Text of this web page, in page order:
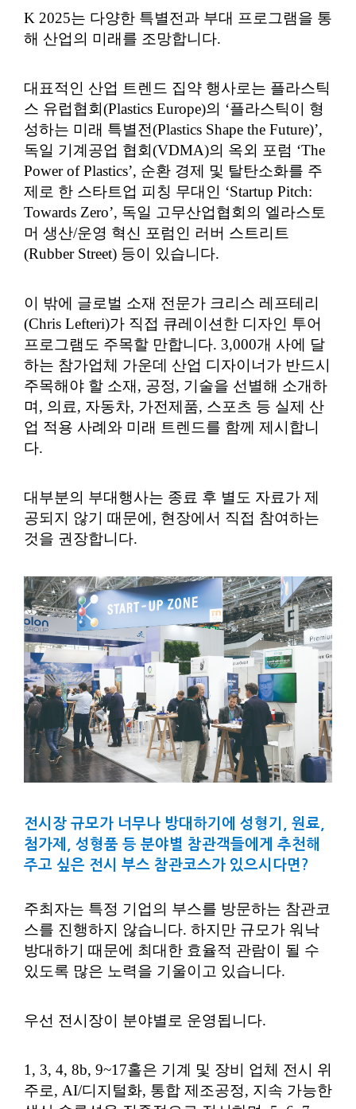
K 2025는 다양한 특별전과 부대 프로그램을 통
해 산업의 미래를 조망합니다.
대표적인 산업 트렌드 집약 행사로는 플라스틱
스 유럽협회(Plastics Europe)의 ‘플라스틱이 형
성하는 미래 특별전(Plastics Shape the Future)’,
독일 기계공업 협회(VDMA)의 옥외 포럼 ‘The
Power of Plastics’, 순환 경제 및 탈탄소화를 주
제로 한 스타트업 피칭 무대인 ‘Startup Pitch:
Towards Zero’, 독일 고무산업협회의 엘라스토
머 생산/운영 혁신 포럼인 러버 스트리트
(Rubber Street) 등이 있습니다.
이 밖에 글로벌 소재 전문가 크리스 레프테리
(Chris Lefteri)가 직접 큐레이션한 디자인 투어
프로그램도 주목할 만합니다. 3,000개 사에 달
하는 참가업체 가운데 산업 디자이너가 반드시
주목해야 할 소재, 공정, 기술을 선별해 소개하
며, 의료, 자동차, 가전제품, 스포츠 등 실제 산
업 적용 사례와 미래 트렌드를 함께 제시합니
다.
대부분의 부대행사는 종료 후 별도 자료가 제
공되지 않기 때문에, 현장에서 직접 참여하는
것을 권장합니다.
전시장 규모가 너무나 방대하기에 성형기, 원료,
첨가제, 성형품 등 분야별 참관객들에게 추천해
주고 싶은 전시 부스 참관코스가 있으시다면?
주최자는 특정 기업의 부스를 방문하는 참관코
스를 진행하지 않습니다. 하지만 규모가 워낙
방대하기 때문에 최대한 효율적 관람이 될 수
있도록 많은 노력을 기울이고 있습니다.
우선 전시장이 분야별로 운영됩니다.
1, 3, 4, 8b, 9~17홀은 기계 및 장비 업체 전시 위
주로, AI/디지털화, 통합 제조공정, 지속 가능한